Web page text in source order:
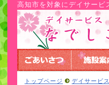
高知市を対象にデイサービ
トップページ デイサービス